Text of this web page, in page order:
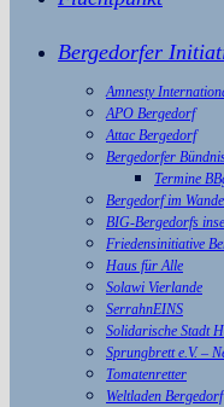
Bergedorfer
Amnesty
APO Bergedorf
Attac Bergedorf
Bergedorfer
Termine
Bergedorf im
BIG-Bergedorfs
Friedensinitiative
Haus für Alle
Solawi Vierlande
SerrahnEINS
Solidarische Stadt
Sprungbrett e.V. –
Tomatenretter
Weltladen Bergedorf